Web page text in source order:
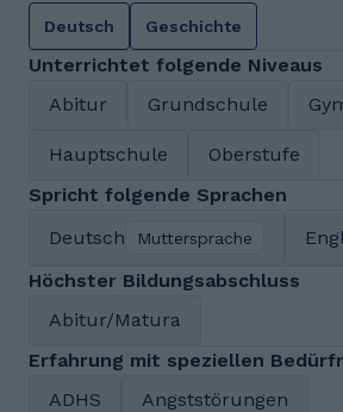
Deutsch Geschichte
Unterrichtet folgende Niveaus
Abitur
Grundschule
Hauptschule
Oberstufe
Spricht folgende Sprachen
Deutsch
Muttersprache
Höchster Bildungsabschluss
Abitur/Matura
Erfahrung mit speziellen
ADHS
Angststörungen